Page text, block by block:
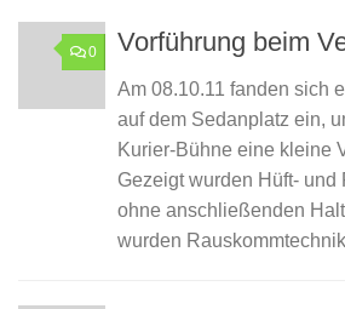
0 Vorführung beim
Am 08.10.11 fanden sich
auf dem Sedanplatz ein,
Kurier-Bühne eine kleine
Gezeigt wurden Hüft- und
ohne anschließenden
wurden